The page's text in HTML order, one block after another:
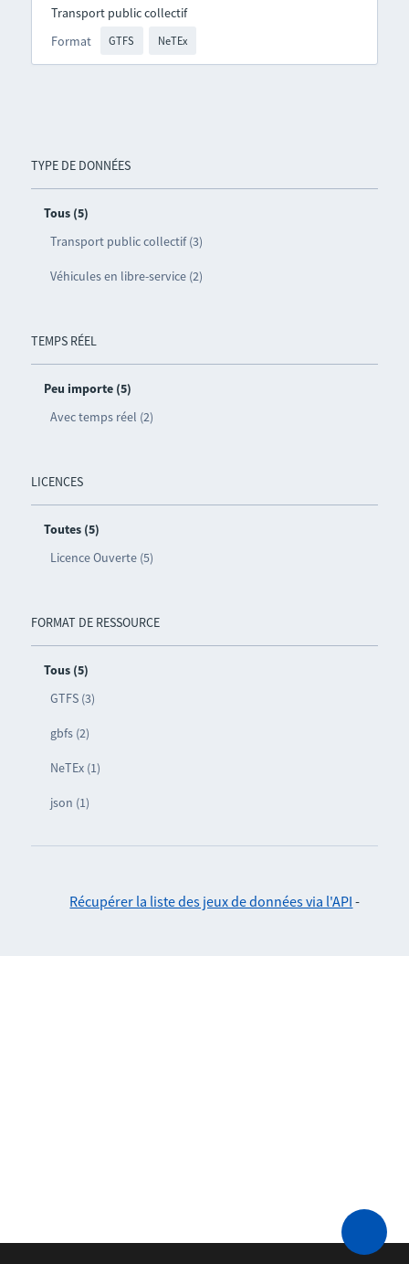
TYPE DE DONNÉES
Tous (5)
Transport public collectif (3)
Véhicules en libre-service (2)
TEMPS RÉEL
Peu importe (5)
Avec temps réel (2)
LICENCES
Toutes (5)
Licence Ouverte (5)
FORMAT DE RESSOURCE
Tous (5)
GTFS (3)
gbfs (2)
NeTEx (1)
json (1)
Format GTFS NeTEx
Transport public collectif
Récupérer la liste des jeux de données via l'API -